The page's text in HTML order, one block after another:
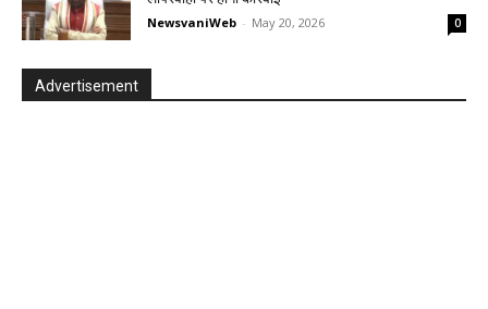
NewsvaniWeb - May 20, 2026 0
Advertisement